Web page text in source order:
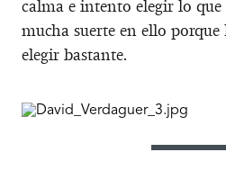
calma e intento elegir lo
mucha suerte en ello
elegir bastante.